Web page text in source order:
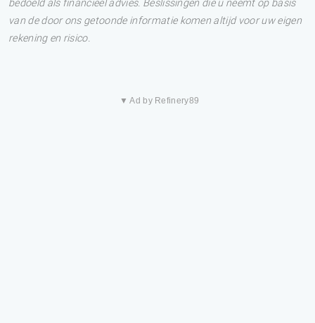
bedoeld als financieel advies. Beslissingen die u neemt op basis
van de door ons getoonde informatie komen altijd voor uw eigen
rekening en risico.
▼ Ad by Refinery89